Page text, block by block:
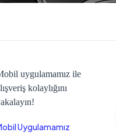
uygulamamız ile
kolaylığını
Uygulamamız